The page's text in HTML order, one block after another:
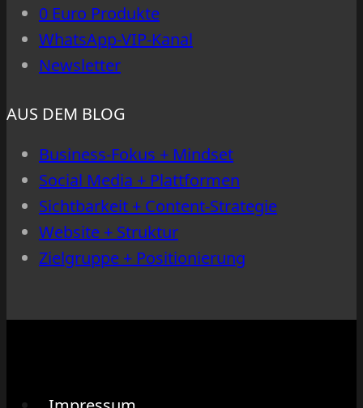
0 Euro Produkte
WhatsApp-VIP-Kanal
Newsletter
AUS DEM BLOG
Business-Fokus + Mindset
Social Media + Plattformen
Sichtbarkeit + Content-Strategie
Website + Struktur
Zielgruppe + Positionierung